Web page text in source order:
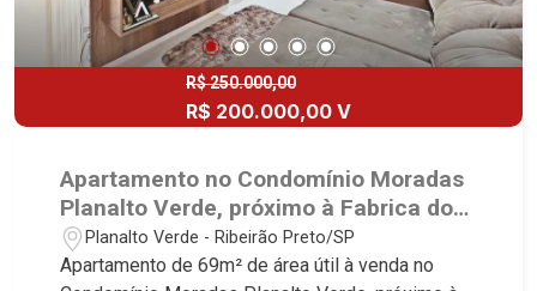
R$ 250.000,00
R$ 200.000,00 V
Apartamento no Condomínio Moradas
Planalto Verde, próximo à Fabrica do
Lanche - Ribeirão Preto/SP.
Planalto Verde - Ribeirão Preto/SP
Apartamento de 69m² de área útil à venda no